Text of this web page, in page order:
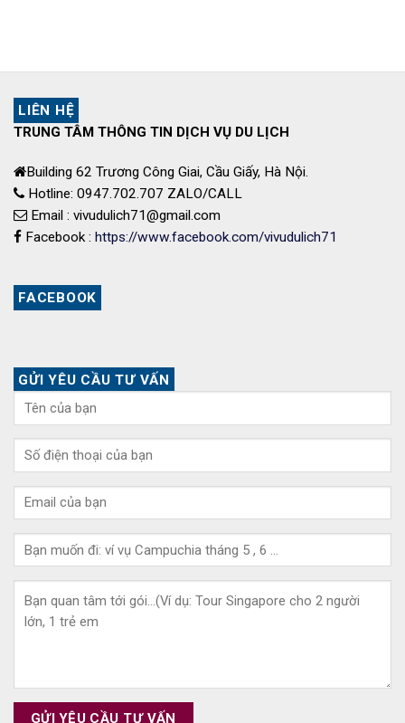
LIÊN HỆ
TRUNG TÂM THÔNG TIN DỊCH VỤ DU LỊCH
Building 62 Trương Công Giai, Cầu Giấy, Hà Nội.
Hotline: 0947.702.707 ZALO/CALL
Email : vivudulich71@gmail.com
Facebook : https://www.facebook.com/vivudulich71
FACEBOOK
GỬI YÊU CẦU TƯ VẤN